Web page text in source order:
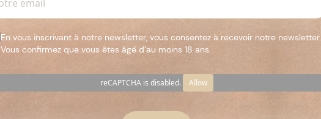
En vous inscrivant à notre newsletter, vous consentez à recevoir notre newsletter.
Vous confirmez que vous êtes âgé d’au moins 18 ans.
reCAPTCHA is disabled. Allow